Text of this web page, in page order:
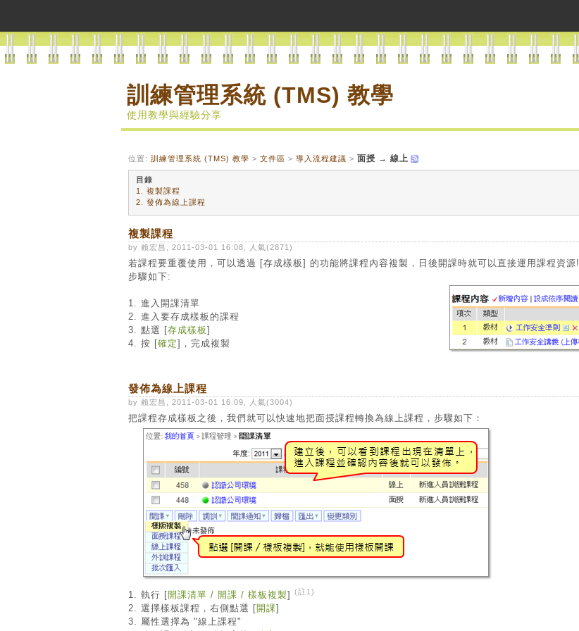
訓練管理系統 (TMS) 教學
使用教學與經驗分享
位置: 訓練管理系統 (TMS) 教學 > 文件區 > 導入流程建議 > 面授 → 線上
目錄
1. 複製課程
2. 發佈為線上課程
複製課程
by 賴宏昌, 2011-03-01 16:08, 人氣(2871)
若課程要重覆使用，可以透過 [存成樣板] 的功能將課程內容複製，日後開課時就可以直接運用課程資源!
步驟如下:
1. 進入開課清單
2. 進入要存成樣板的課程
3. 點選 [存成樣板]
4. 按 [確定]，完成複製
發佈為線上課程
by 賴宏昌, 2011-03-01 16:09, 人氣(3004)
把課程存成樣板之後，我們就可以快速地把面授課程轉換為線上課程，步驟如下：
1. 執行 [開課清單 / 開課 / 樣板複製] (註1)
2. 選擇樣板課程，右側點選 [開課]
3. 屬性選擇為 "線上課程"